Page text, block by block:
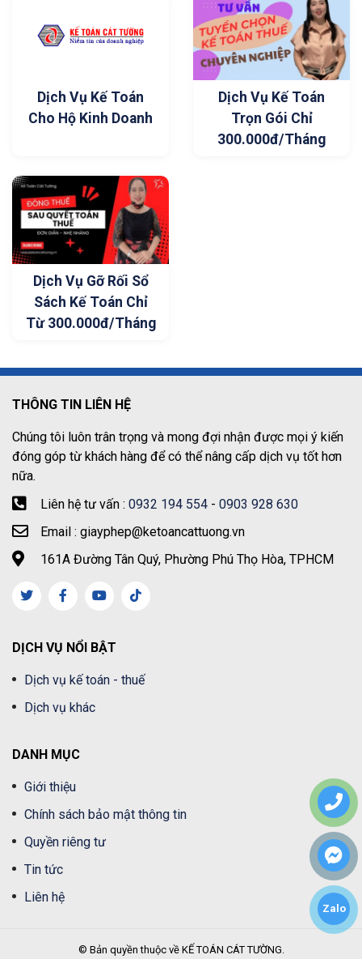
Dịch Vụ Kế Toán
Cho Hộ Kinh Doanh
Dịch Vụ Kế Toán
Trọn Gói Chỉ
300.000đ/Tháng
Dịch Vụ Gỡ Rối Sổ
Sách Kế Toán Chỉ
Từ 300.000đ/Tháng
THÔNG TIN LIÊN HỆ
Chúng tôi luôn trân trọng và mong đợi nhận được mọi ý kiến
đóng góp từ khách hàng để có thể nâng cấp dịch vụ tốt hơn
nữa.
Liên hệ tư vấn : 0932 194 554 - 0903 928 630
Email : giayphep@ketoancattuong.vn
161A Đường Tân Quý, Phường Phú Thọ Hòa, TPHCM
DỊCH VỤ NỔI BẬT
Dịch vụ kế toán - thuế
Dịch vụ khác
DANH MỤC
Giới thiệu
Chính sách bảo mật thông tin
Quyền riêng tư
Tin tức
Liên hệ
© Bản quyền thuộc về KẾ TOÁN CÁT TƯỜNG.
Zalo